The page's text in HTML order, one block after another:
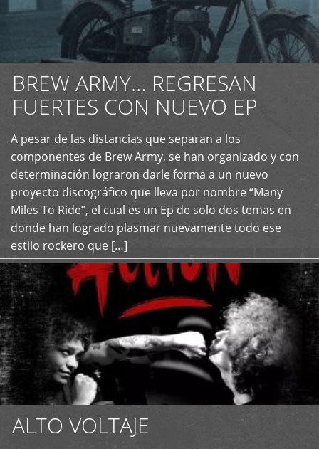
BREW ARMY… REGRESAN
FUERTES CON NUEVO EP
A pesar de las distancias que separan a los
componentes de Brew Army, se han organizado y con
determinación lograron darle forma a un nuevo
proyecto discográfico que lleva por nombre “Many
Miles To Ride”, el cual es un Ep de solo dos temas en
donde han logrado plasmar nuevamente todo ese
estilo rockero que […]
+
ALTO VOLTAJE